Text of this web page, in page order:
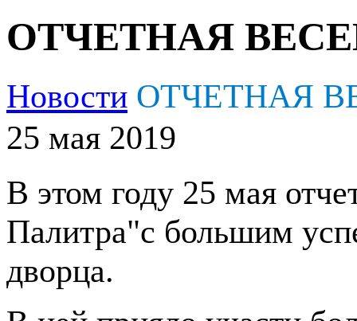
ОТЧЕТНАЯ
Новости ОТЧЕТНАЯ
25 мая 2019
В этом году 25 мая
Палитра"с большим
дворца.